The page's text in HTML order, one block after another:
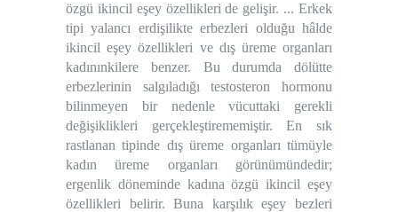
özgü ikincil eşey özellikleri de gelişir. ... Erkek
tipi yalancı erdişilikte erbezleri olduğu hâlde
ikincil eşey özellikleri ve dış üreme organları
kadınınkilere benzer. Bu durumda dölütte
erbezlerinin salgıladığı testosteron hormonu
bilinmeyen bir nedenle vücuttaki gerekli
değişiklikleri gerçekleştirememiştir. En sık
rastlanan tipinde dış üreme organları tümüyle
kadın üreme organları görünümündedir;
ergenlik döneminde kadına özgü ikincil eşey
özellikleri belirir. Buna karşılık eşey bezleri